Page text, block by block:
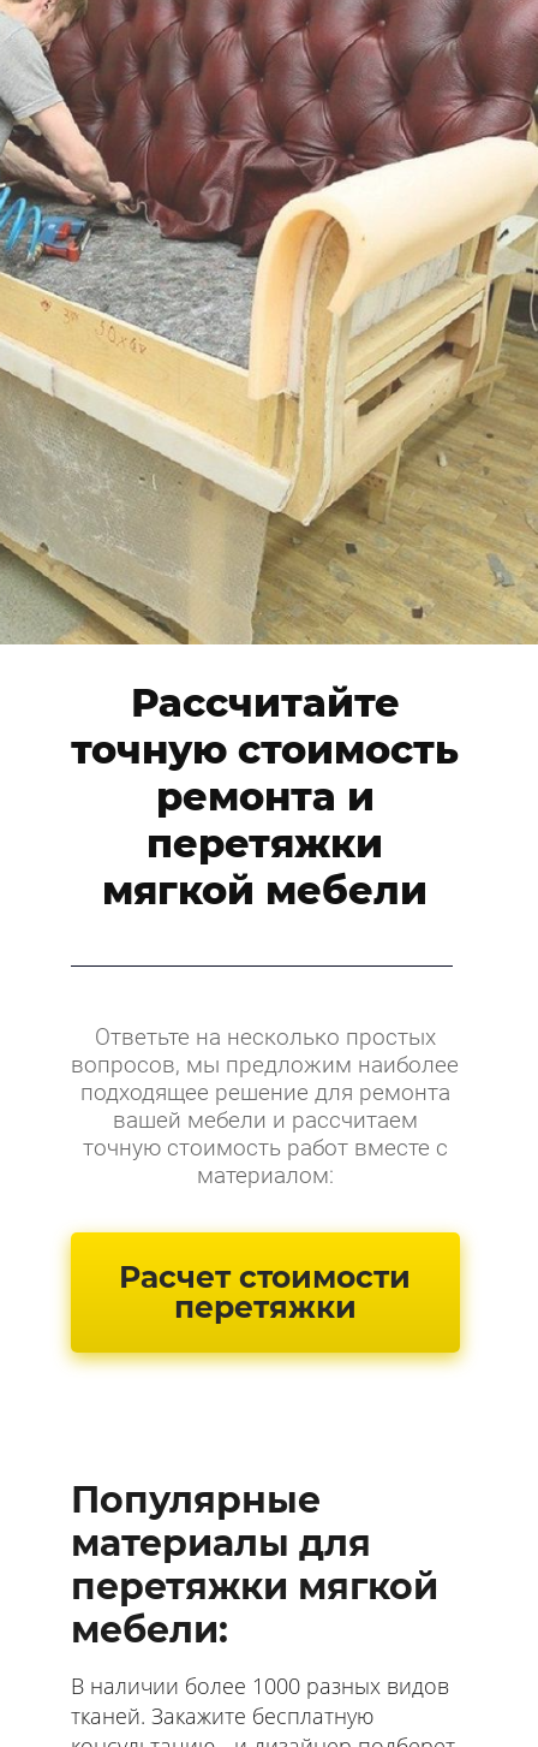
Рассчитайте
точную стоимость
ремонта и
перетяжки
мягкой мебели
Ответьте на несколько простых
вопросов, мы предложим наиболее
подходящее решение для ремонта
вашей мебели и рассчитаем
точную стоимость работ вместе с
материалом:
Расчет стоимости
перетяжки
Популярные
материалы для
перетяжки мягкой
мебели:
В наличии более 1000 разных видов
тканей. Закажите бесплатную